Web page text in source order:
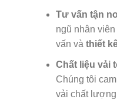
Tư vấn tận
ngũ nhân
vấn và thiết
Chất liệu vải
Chúng tôi
vải chất lượng